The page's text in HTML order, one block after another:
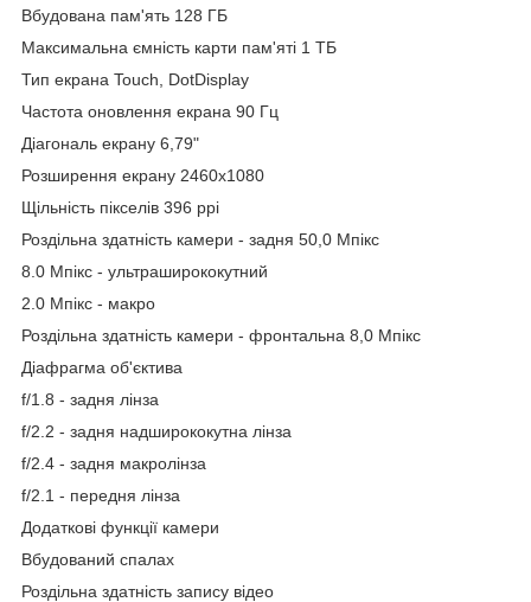
Вбудована пам'ять 128 ГБ
Максимальна ємність карти пам'яті 1 ТБ
Тип екрана Touch, DotDisplay
Частота оновлення екрана 90 Гц
Діагональ екрану 6,79"
Розширення екрану 2460x1080
Щільність пікселів 396 ppi
Роздільна здатність камери - задня 50,0 Мпікс
8.0 Мпікс - ультраширококутний
2.0 Мпікс - макро
Роздільна здатність камери - фронтальна 8,0 Мпікс
Діафрагма об'єктива
f/1.8 - задня лінза
f/2.2 - задня надширококутна лінза
f/2.4 - задня макролінза
f/2.1 - передня лінза
Додаткові функції камери
Вбудований спалах
Роздільна здатність запису відео